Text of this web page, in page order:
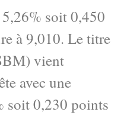
soit 0,450
à 9,010. Le titre
vient
avec une
soit 0,230 points